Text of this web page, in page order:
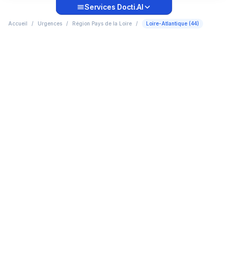
Services Docti.AI
Accueil / Urgences / Région Pays de la Loire / Loire-Atlantique (44)